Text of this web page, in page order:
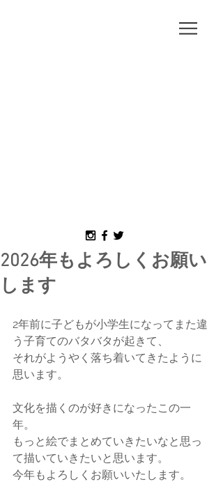
2026年もよろしくお願い
します
2年前に子どもが小学生になってまた違
う子育てのバタバタが起きて、
それがようやく落ち着いてきたように
思います。
文化を描くのが好きになったこの一
年。
もっと絵でまとめていきたいなと思っ
て描いていきたいと思います。
今年もよろしくお願いいたします。